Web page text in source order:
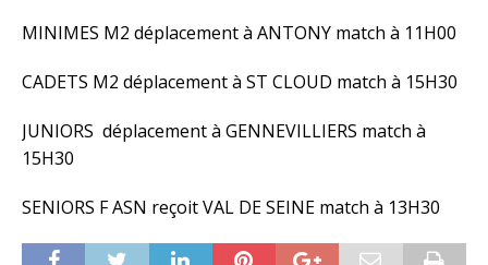
MINIMES M2 déplacement à ANTONY match à 11H00
CADETS M2 déplacement à ST CLOUD match à 15H30
JUNIORS déplacement à GENNEVILLIERS match à
15H30
SENIORS F ASN reçoit VAL DE SEINE match à 13H30